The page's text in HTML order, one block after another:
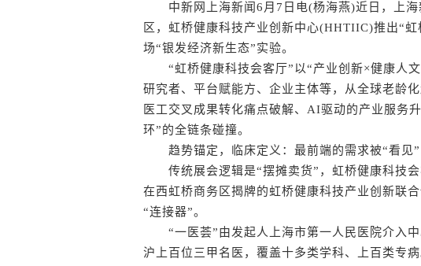
中新网上海新闻6月7日电(杨海燕)近日，上海
区，虹桥健康科技产业创新中心(HHTIIC)推出“
场“银发经济新生态”实验。
“虹桥健康科技会客厅”以“产业创新×健康人文
研究者、平台赋能方、企业主体等，从全球老龄
医工交叉成果转化痛点破解、AI驱动的产业服务
环”的全链条碰撞。
趋势锚定，临床定义：最前端的需求被“看见”
传统展会逻辑是“摆摊卖货”，虹桥健康科技会
在西虹桥商务区揭牌的虹桥健康科技产业创新联
“连接器”。
“一医荟”由发起人上海市第一人民医院介入中
沪上百位三甲名医，覆盖十多类学科、上百类专